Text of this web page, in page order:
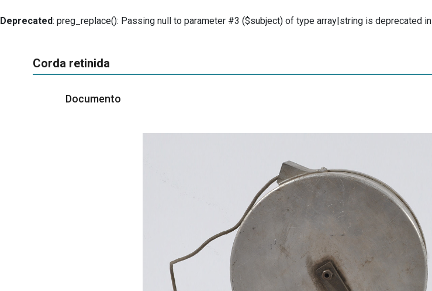
Deprecated: preg_replace(): Passing null to parameter #3 ($subject) of type array|string is deprecated in
Corda retinida
Documento